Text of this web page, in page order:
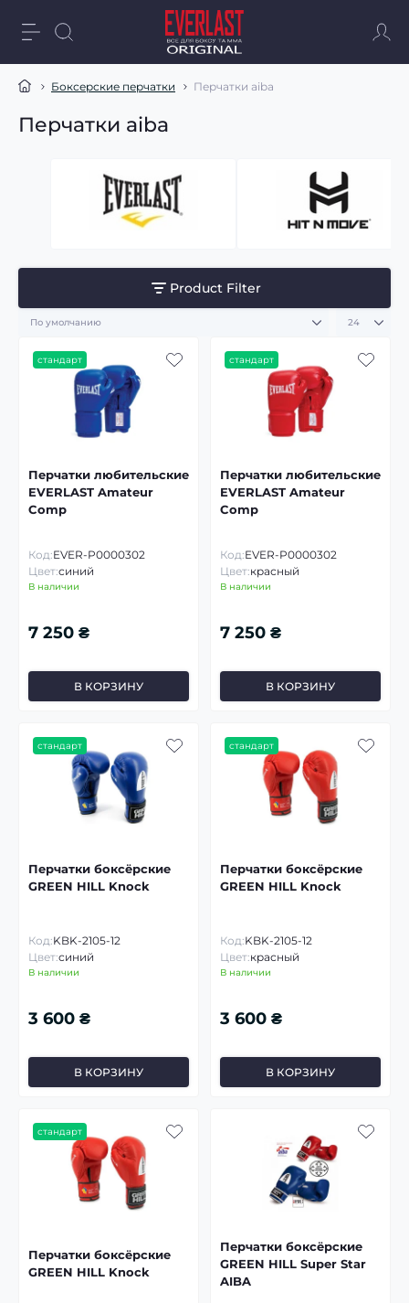
Боксерские перчатки Перчатки aiba
Перчатки aiba
Product Filter
стандарт
Перчатки любительские
EVERLAST Amateur
Comp
Код:EVER-P0000302
Цвет:синий
В наличии
7 250 ₴
В КОРЗИНУ
стандарт
Перчатки любительские
EVERLAST Amateur
Comp
Код:EVER-P0000302
Цвет:красный
В наличии
7 250 ₴
В КОРЗИНУ
стандарт
Перчатки боксёрские
GREEN HILL Knock
Код:KBK-2105-12
Цвет:синий
В наличии
3 600 ₴
В КОРЗИНУ
стандарт
Перчатки боксёрские
GREEN HILL Knock
Код:KBK-2105-12
Цвет:красный
В наличии
3 600 ₴
В КОРЗИНУ
стандарт
Перчатки боксёрские
GREEN HILL Knock
Перчатки боксёрские
GREEN HILL Super Star
AIBA